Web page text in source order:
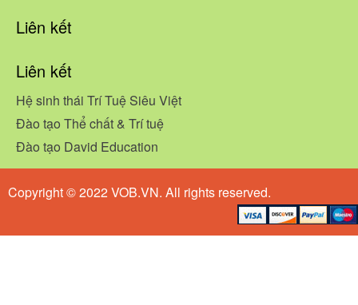
Liên kết
Liên kết
Hệ sinh thái Trí Tuệ Siêu Việt
Đào tạo Thể chất & Trí tuệ
Đào tạo David Education
Copyright © 2022 VOB.VN. All rights reserved.